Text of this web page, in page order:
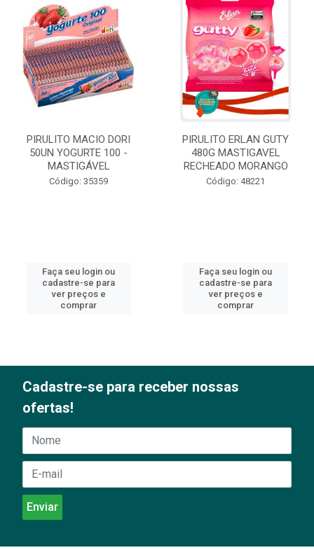
PIRULITO MACIO DORI
50UN YOGURTE 100 -
MASTIGÁVEL
Código: 35359
Faça seu login ou
cadastre-se para
ver preços e
comprar
PIRULITO ERLAN GUTY
480G MASTIGAVEL
RECHEADO MORANGO
Código: 48221
Faça seu login ou
cadastre-se para
ver preços e
comprar
Cadastre-se para receber nossas
ofertas!